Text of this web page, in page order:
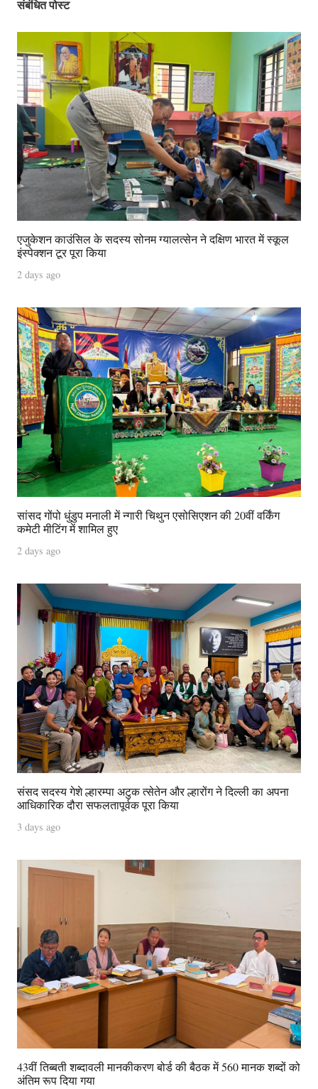
संबंधित पोस्ट
एजुकेशन काउंसिल के सदस्य सोनम ग्यालत्सेन ने दक्षिण भारत में स्कूल
इंस्पेक्शन टूर पूरा किया
2 days ago
सांसद गोंपो धुंडुप मनाली में न्गारी चिथुन एसोसिएशन की 20वीं वर्किंग
कमेटी मीटिंग में शामिल हुए
2 days ago
संसद सदस्य गेशे ल्हारम्पा अटुक त्सेतेन और ल्हारोंग ने दिल्ली का अपना
आधिकारिक दौरा सफलतापूर्वक पूरा किया
3 days ago
43वीं तिब्बती शब्दावली मानकीकरण बोर्ड की बैठक में 560 मानक शब्दों को
अंतिम रूप दिया गया